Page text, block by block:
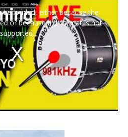
loaded, either because the
or because the format is not
supported.